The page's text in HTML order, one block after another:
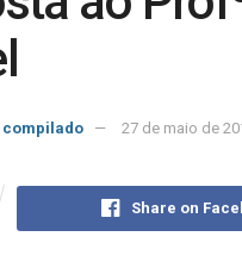
compilado 27 de maio de
Share on